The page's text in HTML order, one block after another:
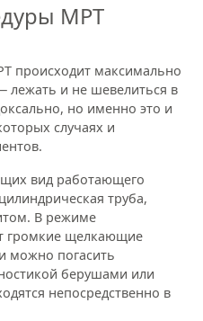
МРТ
происходит максимально
лежать и не шевелиться в
но именно это и
случаях и
вид работающего
труба,
В режиме
громкие щелкающие
можно погасить
берушами или
непосредственно в